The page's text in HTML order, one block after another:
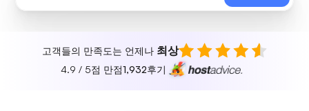
고객들의 만족도는 언제나 최상
4.9 / 5점 만점1,932후기